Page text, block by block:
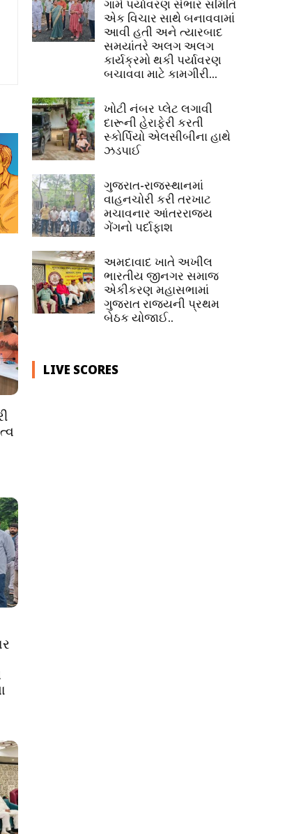
ગામે પર્યાવરણ સંભાર સમિતિ
એક વિચાર સાથે બનાવવામાં
આવી હતી અને ત્યારબાદ
સમયાંતરે અલગ અલગ
કાર્યક્રમો થકી પર્યાવરણ
બચાવવા માટે કામગીરી...
ખોટી નંબર પ્લેટ લગાવી
દારૂની હેરાફેરી કરતી
સ્કોર્પિયો એલસીબીના હાથે
ઝડપાઈ
ગુજરાત-રાજસ્થાનમાં
વાહનચોરી કરી તરખાટ
મચાવનાર આંતરરાજ્ય
ગેંગનો પર્દાફાશ
અમદાવાદ ખાતે અખીલ
ભારતીય જીનગર સમાજ
એકીકરણ મહાસભામાં
ગુજરાત રાજ્યની પ્રથમ
બેઠક યોજાઈ..
LIVE SCORES